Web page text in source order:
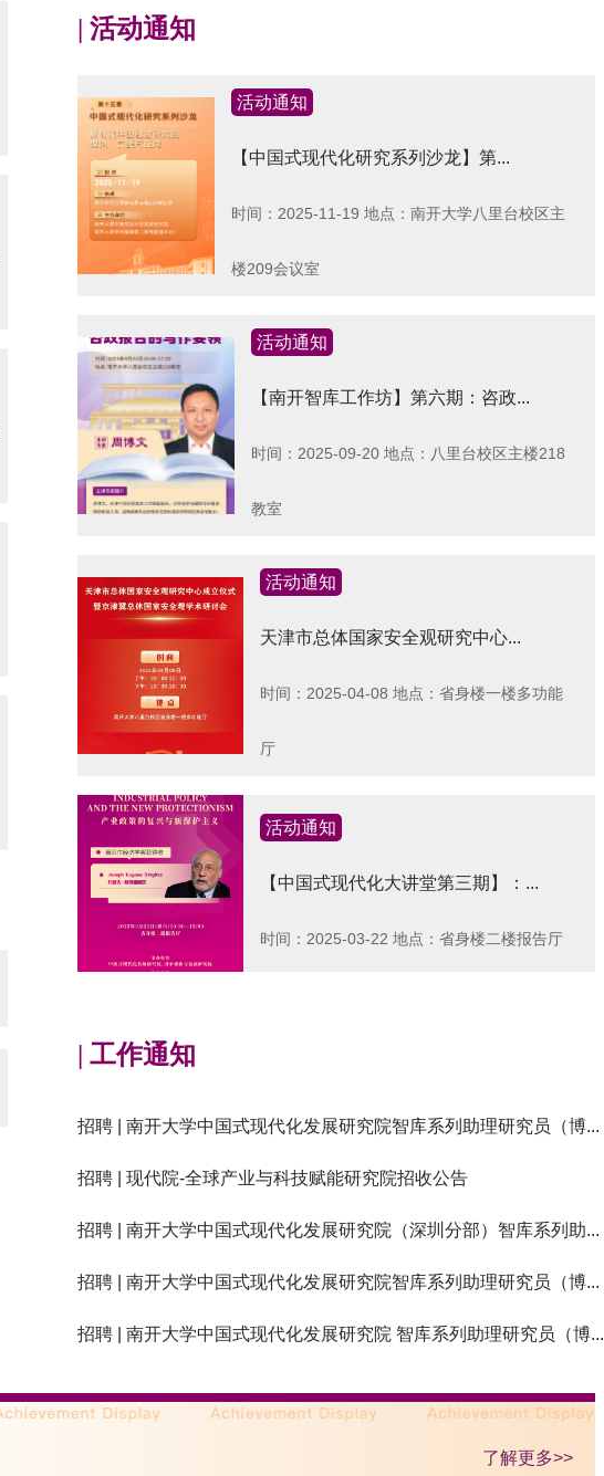
| 活动通知
活动通知
【中国式现代化研究系列沙龙】第...
时间：2025-11-19 地点：南开大学八里台校区主
楼209会议室
活动通知
【南开智库工作坊】第六期：咨政...
时间：2025-09-20 地点：八里台校区主楼218
教室
活动通知
天津市总体国家安全观研究中心...
时间：2025-04-08 地点：省身楼一楼多功能
厅
活动通知
【中国式现代化大讲堂第三期】：...
时间：2025-03-22 地点：省身楼二楼报告厅
| 工作通知
招聘 | 南开大学中国式现代化发展研究院智库系列助理研究员（博...
招聘 | 现代院-全球产业与科技赋能研究院招收公告
招聘 | 南开大学中国式现代化发展研究院（深圳分部）智库系列助...
招聘 | 南开大学中国式现代化发展研究院智库系列助理研究员（博...
招聘 | 南开大学中国式现代化发展研究院 智库系列助理研究员（博...
了解更多>>